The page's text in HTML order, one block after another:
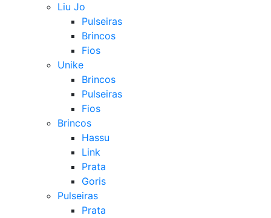
Liu Jo
Pulseiras
Brincos
Fios
Unike
Brincos
Pulseiras
Fios
Brincos
Hassu
Link
Prata
Goris
Pulseiras
Prata